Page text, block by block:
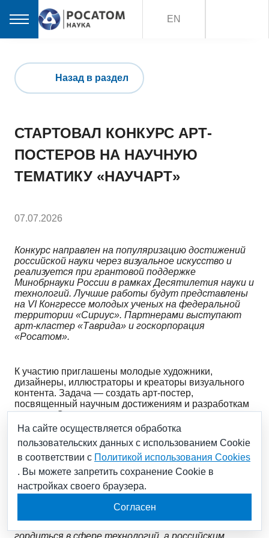
EN
Назад в раздел
СТАРТОВАЛ КОНКУРС АРТ-
ПОСТЕРОВ НА НАУЧНУЮ
ТЕМАТИКУ «НАУЧАРТ»
07.07.2026
Конкурс направлен на популяризацию достижений
российской науки через визуальное искусство и
реализуется при грантовой поддержке
Минобрнауки России в рамках Десятилетия науки и
технологий. Лучшие работы будут представлены
на VI Конгрессе молодых ученых на федеральной
территории «Сириус». Партнерами выступают
арт-кластер «Таврида» и госкорпорация
«Росатом».
К участию приглашены молодые художники,
дизайнеры, иллюстраторы и креаторы визуального
контента. Задача — создать арт-постер,
посвященный научным достижениям и разработкам
в рамках Стратегии научно-технологического
развития Российской Федерации, утвержденной
Президентом России.
«Рассказывать о науке можно не только языком
цифр и формул. Проект „НаучАрт“ позволит
привлечь к популяризации науки художников,
которые с помощью визуальных образов и
гордиться в сфере технологий, а российским
На сайте осуществляется обработка
пользовательских данных с использованием Cookie
в соответствии с Политикой использования Cookies
. Вы можете запретить сохранение Cookie в
настройках своего браузера.
Согласен